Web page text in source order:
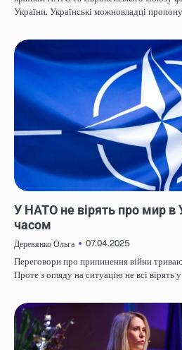
України. Українські можновладці
У НАТО не вірять про мир в
часом
Деревянко Ольга
07.04.2025
Переговори про припинення війни
Проте з огляду на ситуацію не всі